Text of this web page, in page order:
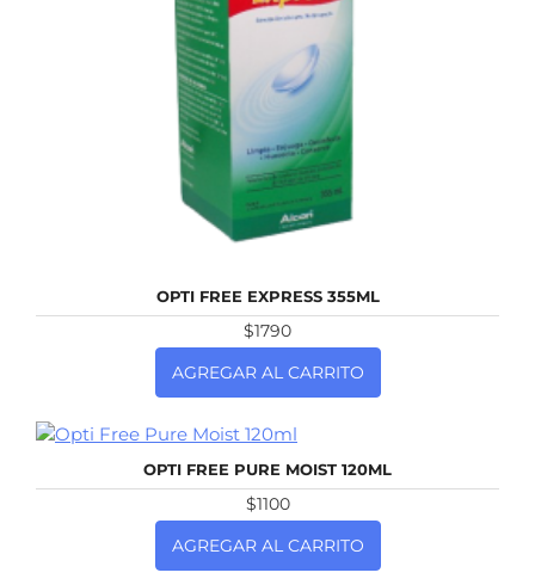
OPTI FREE EXPRESS 355ML
$1790
AGREGAR AL CARRITO
OPTI FREE PURE MOIST 120ML
$1100
AGREGAR AL CARRITO